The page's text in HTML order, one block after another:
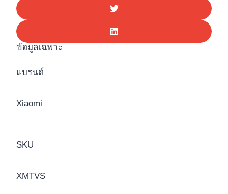
ข้อมูลเฉพาะ
แบรนด์
Xiaomi
SKU
XMTVS